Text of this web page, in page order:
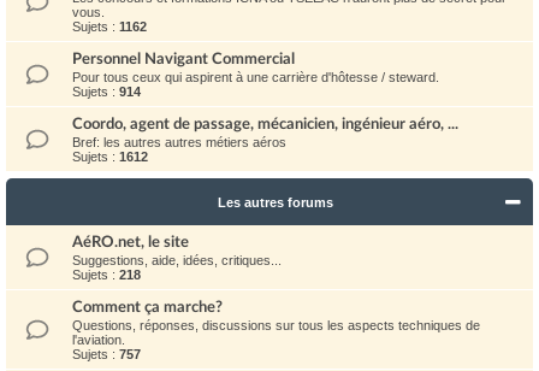
vous.
Sujets : 1162
Personnel Navigant Commercial
Pour tous ceux qui aspirent à une carrière d'hôtesse / steward.
Sujets : 914
Coordo, agent de passage, mécanicien, ingénieur aéro, ...
Bref: les autres autres métiers aéros
Sujets : 1612
Les autres forums
AéRO.net, le site
Suggestions, aide, idées, critiques...
Sujets : 218
Comment ça marche?
Questions, réponses, discussions sur tous les aspects techniques de
l'aviation.
Sujets : 757